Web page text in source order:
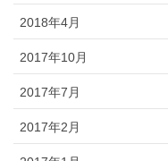
2018年4月
2017年10月
2017年7月
2017年2月